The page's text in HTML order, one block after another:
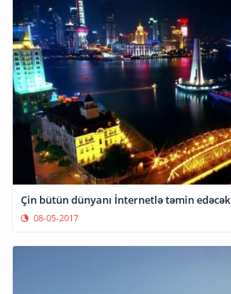
Çin bütün dünyanı İnternetlə təmin edəcək
08-05-2017